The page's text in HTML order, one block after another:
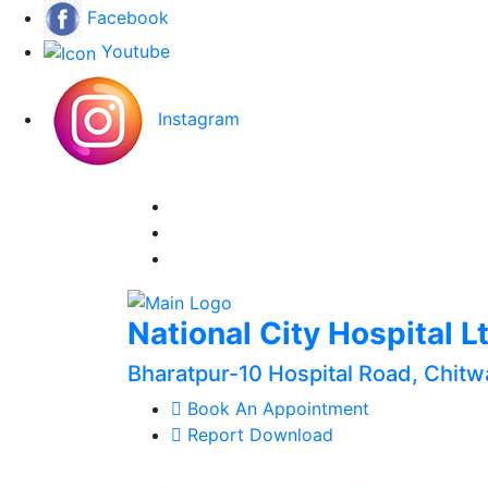
Facebook
Youtube
Instagram
National City Hospital
Bharatpur-10 Hospital Road,
Book An Appointment
Report Download